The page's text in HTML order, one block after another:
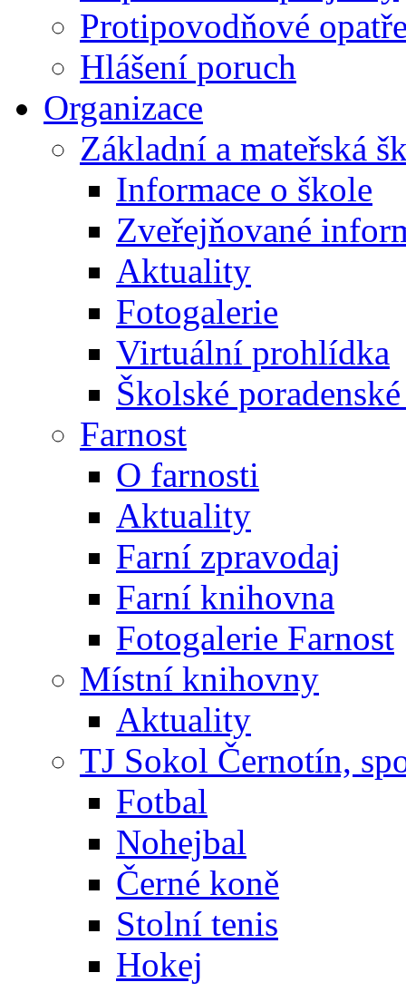
Protipovodňové
Hlášení poruch
Organizace
Základní a mateřská
Informace o škole
Zveřejňované
Aktuality
Fotogalerie
Virtuální prohlídka
Školské
Farnost
O farnosti
Aktuality
Farní zpravodaj
Farní knihovna
Fotogalerie Farnost
Místní knihovny
Aktuality
TJ Sokol Černotín,
Fotbal
Nohejbal
Černé koně
Stolní tenis
Hokej